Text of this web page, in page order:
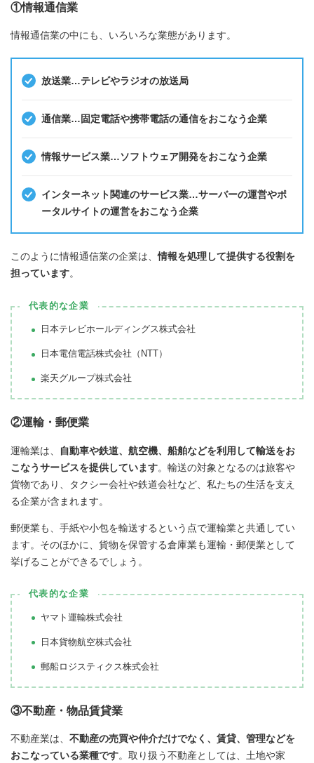
①情報通信業
情報通信業の中にも、いろいろな業態があります。
放送業…テレビやラジオの放送局
通信業…固定電話や携帯電話の通信をおこなう企業
情報サービス業…ソフトウェア開発をおこなう企業
インターネット関連のサービス業…サーバーの運営やポ
ータルサイトの運営をおこなう企業
このように情報通信業の企業は、情報を処理して提供する役割を
担っています。
代表的な企業
日本テレビホールディングス株式会社
日本電信電話株式会社（NTT）
楽天グループ株式会社
②運輸・郵便業
運輸業は、
自動車や鉄道、航空機、船舶などを利用して輸送をお
こなうサービスを提供しています。輸送の対象となるのは旅客や
貨物であり、タクシー会社や鉄道会社など、私たちの生活を支え
る企業が含まれます。
郵便業も、手紙や小包を輸送するという点で運輸業と共通してい
ます。そのほかに、貨物を保管する倉庫業も運輸・郵便業として
挙げることができるでしょう。
代表的な企業
ヤマト運輸株式会社
日本貨物航空株式会社
郵船ロジスティクス株式会社
③不動産・物品賃貸業
不動産業は、 不動産の売買や仲介だけでなく、賃貸、管理などを
おこなっている業種です。取り扱う不動産としては、土地や家